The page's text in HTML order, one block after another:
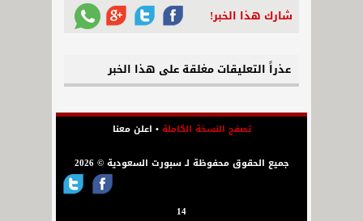
شارك هذا الخبر!
عذراً التعليقات مغلقة على هذا الخبر
تصفح النسخة الكاملة• اعلن معنا
جميع الحقوق محفوظة لـ سبورت السعودية © 2026
14